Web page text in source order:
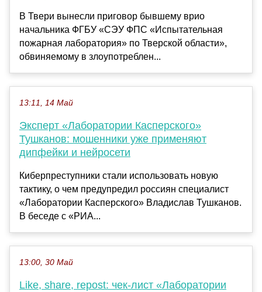
В Твери вынесли приговор бывшему врио
начальника ФГБУ «СЭУ ФПС «Испытательная
пожарная лаборатория» по Тверской области»,
обвиняемому в злоупотреблен...
13:11, 14 Май
Эксперт «Лаборатории Касперского»
Тушканов: мошенники уже применяют
дипфейки и нейросети
Киберпреступники стали использовать новую
тактику, о чем предупредил россиян специалист
«Лаборатории Касперского» Владислав Тушканов.
В беседе с «РИА...
13:00, 30 Май
Like, share, repost: чек-лист «Лаборатории